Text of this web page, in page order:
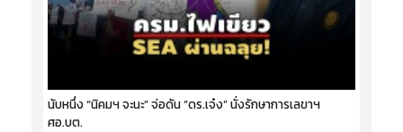
นับหนึ่ง “นิคมฯ จะนะ” จ่อดัน “ดร.เจ๋ง” นั่งรักษาการเลขาฯ
ศอ.บต.